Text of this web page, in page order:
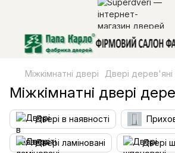
Міжкімнатні двері Двері дерев'яні
Міжкімнатні двері
Двері в наявності
Двері ламіновані Двері